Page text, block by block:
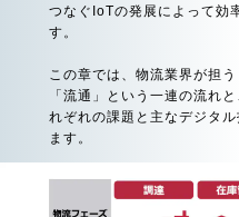
つなぐIoTの発展によって効
す。
この章では、物流業界が担
「流通」という一連の流れ
れぞれの課題と主なデジタ
ます。